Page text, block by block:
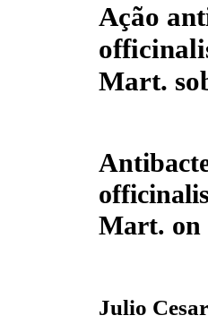
Ação
Mart.
Mart. on
Julio